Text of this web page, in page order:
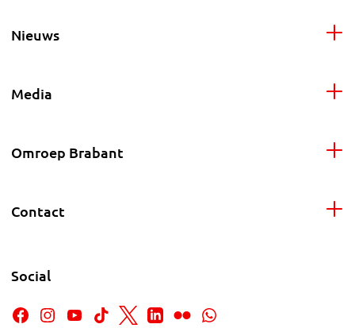
Nieuws
Media
Omroep Brabant
Contact
Social